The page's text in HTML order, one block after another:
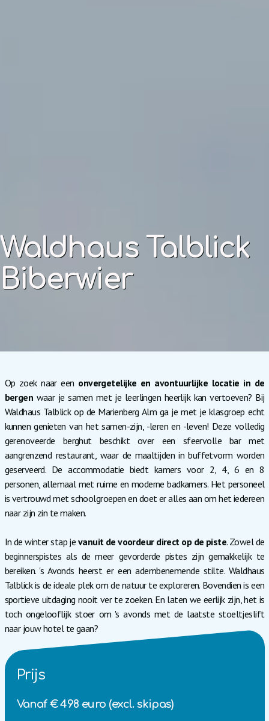
Waldhaus Talblick
Biberwier
Op zoek naar een onvergetelijke en avontuurlijke locatie in de
bergen waar je samen met je leerlingen heerlijk kan vertoeven? Bij
Waldhaus Talblick op de Marienberg Alm ga je met je klasgroep echt
kunnen genieten van het samen-zijn, -leren en -leven! Deze volledig
gerenoveerde berghut beschikt over een sfeervolle bar met
aangrenzend restaurant, waar de maaltijden in buffetvorm worden
geserveerd. De accommodatie biedt kamers voor 2, 4, 6 en 8
personen, allemaal met ruime en moderne badkamers. Het personeel
is vertrouwd met schoolgroepen en doet er alles aan om het iedereen
naar zijn zin te maken.
In de winter stap je vanuit de voordeur direct op de piste. Zowel de
beginnerspistes als de meer gevorderde pistes zijn gemakkelijk te
bereiken. 's Avonds heerst er een adembenemende stilte. Waldhaus
Talblick is de ideale plek om de natuur te exploreren. Bovendien is een
sportieve uitdaging nooit ver te zoeken. En laten we eerlijk zijn, het is
toch ongelooflijk stoer om 's avonds met de laatste stoeltjeslift
naar jouw hotel te gaan?
Prijs
Vanaf € 498 euro (excl. skipas)